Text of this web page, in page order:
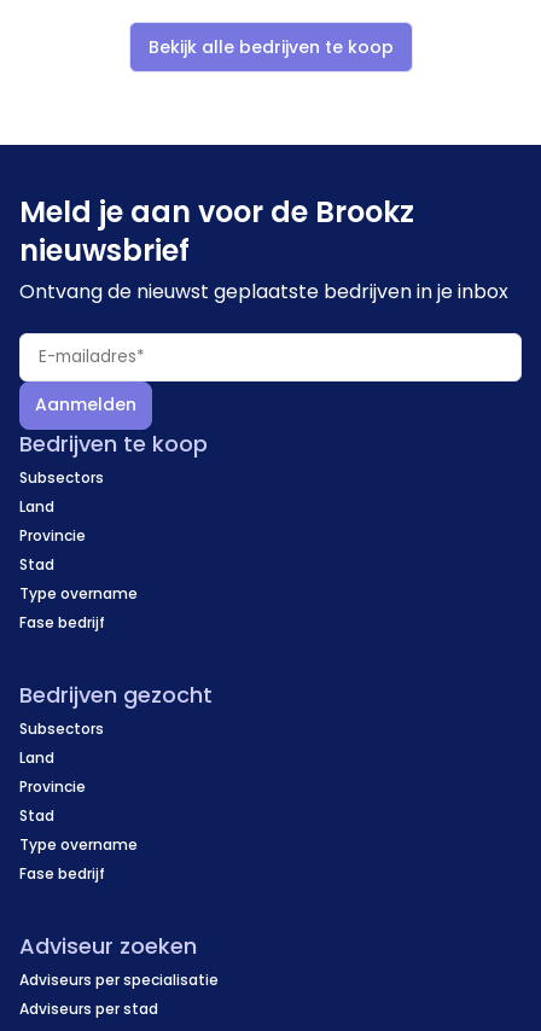
Bekijk alle bedrijven te koop
Meld je aan voor de Brookz
nieuwsbrief
Ontvang de nieuwst geplaatste bedrijven in je inbox
Aanmelden
Bedrijven te koop
Subsectors
Land
Provincie
Stad
Type overname
Fase bedrijf
Bedrijven gezocht
Subsectors
Land
Provincie
Stad
Type overname
Fase bedrijf
Adviseur zoeken
Adviseurs per specialisatie
Adviseurs per stad